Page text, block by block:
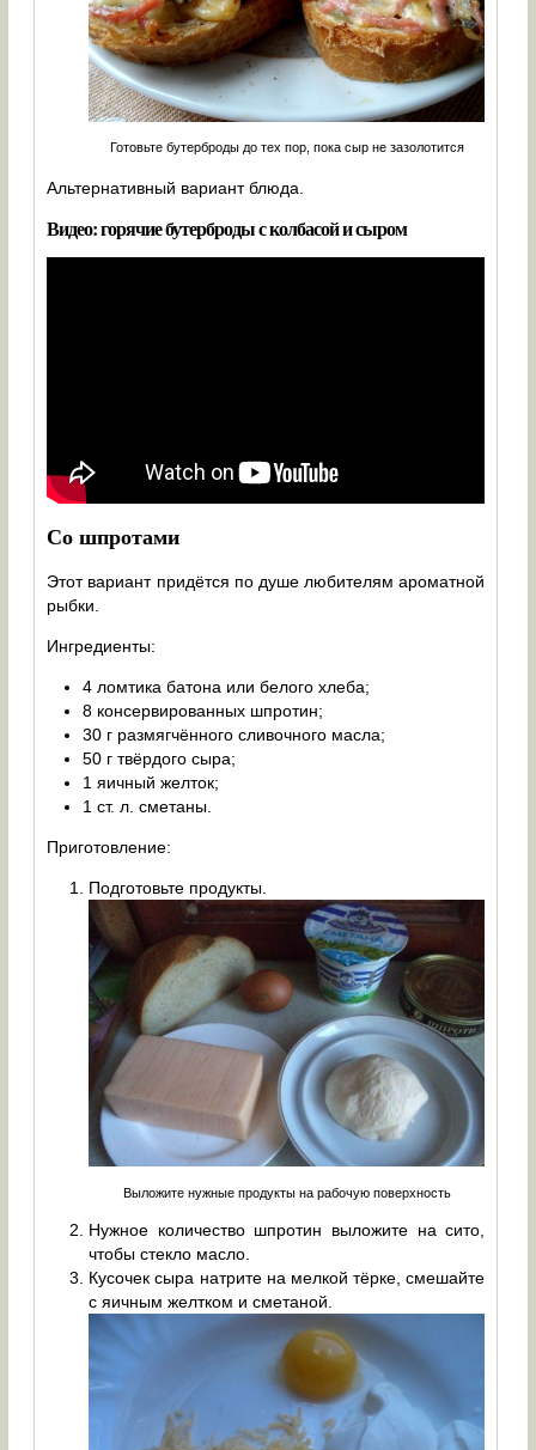
Готовьте бутерброды до тех пор, пока сыр не зазолотится
Альтернативный вариант блюда.
Видео: горячие бутерброды с колбасой и сыром
Со шпротами
Этот вариант придётся по душе любителям ароматной
рыбки.
Ингредиенты:
4 ломтика батона или белого хлеба;
8 консервированных шпротин;
30 г размягчённого сливочного масла;
50 г твёрдого сыра;
1 яичный желток;
1 ст. л. сметаны.
Приготовление:
Подготовьте продукты.
Выложите нужные продукты на рабочую поверхность
Нужное количество шпротин выложите на сито,
чтобы стекло масло.
Кусочек сыра натрите на мелкой тёрке, смешайте
с яичным желтком и сметаной.